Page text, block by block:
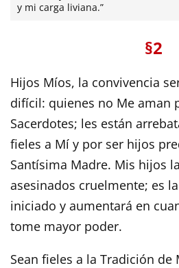
y mi carga liviana.”
§2
Hijos Míos, la convivencia
difícil: quienes no Me aman
Sacerdotes; les están
fieles a Mí y por ser hijos
Santísima Madre. Mis hijos
asesinados cruelmente; es
iniciado y aumentará en
tome mayor poder.
Sean fieles a la Tradición de